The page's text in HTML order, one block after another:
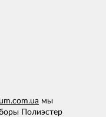
мы
Полиэстер